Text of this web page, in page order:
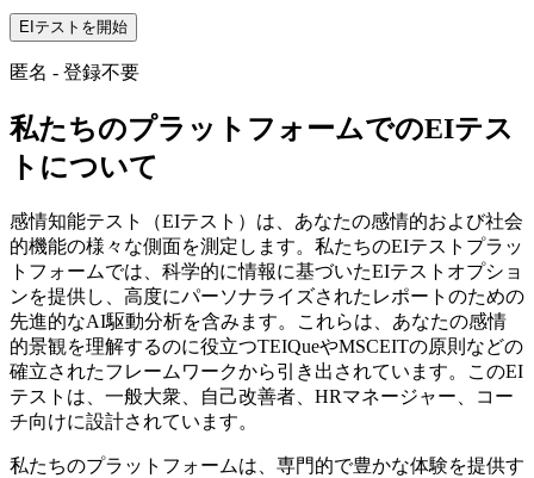
EIテストを開始
匿名 - 登録不要
私たちのプラットフォームでのEIテス
トについて
感情知能テスト（EIテスト）は、あなたの感情的および社会
的機能の様々な側面を測定します。私たちのEIテストプラッ
トフォームでは、科学的に情報に基づいたEIテストオプショ
ンを提供し、高度にパーソナライズされたレポートのための
先進的なAI駆動分析を含みます。これらは、あなたの感情
的景観を理解するのに役立つTEIQueやMSCEITの原則などの
確立されたフレームワークから引き出されています。このEI
テストは、一般大衆、自己改善者、HRマネージャー、コー
チ向けに設計されています。
私たちのプラットフォームは、専門的で豊かな体験を提供す